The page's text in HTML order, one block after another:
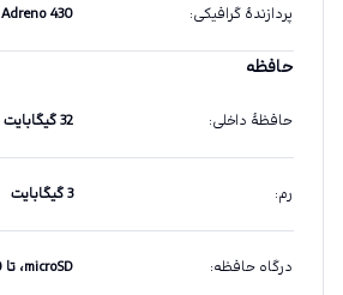
پردازندهٔ گرافیکی:
Adreno 430
حافظه
حافظهٔ داخلی: 32 گیگابایت
رم: 3 گیگابایت
درگاه حافظه: microSD، تا 200 گیگابایت